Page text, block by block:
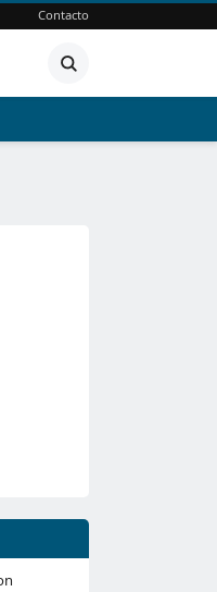
Contacto